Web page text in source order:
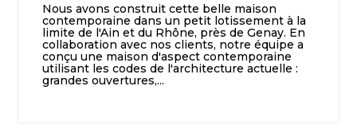
Nous avons construit cette belle maison
contemporaine dans un petit lotissement à la
limite de l'Ain et du Rhône, près de Genay. En
collaboration avec nos clients, notre équipe a
conçu une maison d'aspect contemporaine
utilisant les codes de l'architecture actuelle :
grandes ouvertures,...